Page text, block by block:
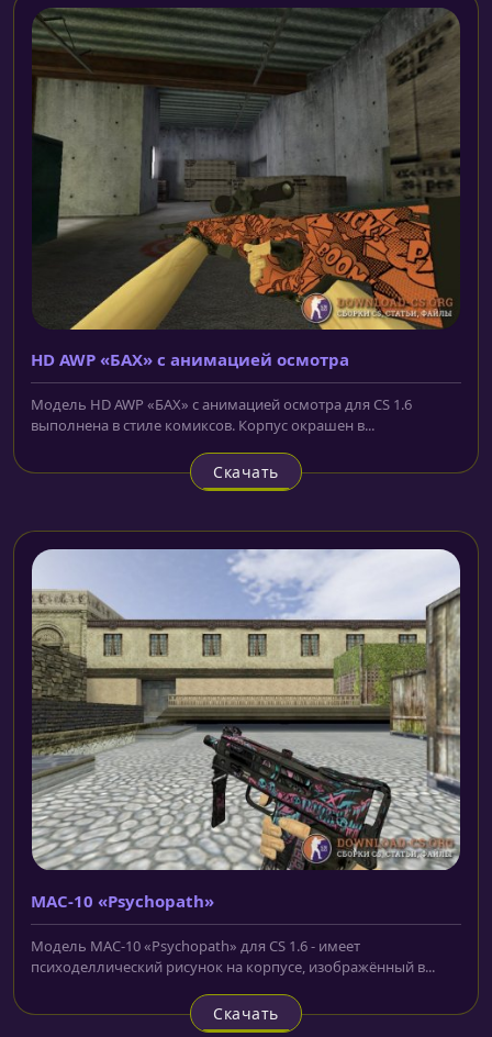
HD AWP «БАХ» с анимацией осмотра
Модель HD AWP «БАХ» с анимацией осмотра для CS 1.6
выполнена в стиле комиксов. Корпус окрашен в...
Скачать
MAC-10 «Psychopath»
Модель MAC-10 «Psychopath» для CS 1.6 - имеет
психоделлический рисунок на корпусе, изображённый в...
Скачать